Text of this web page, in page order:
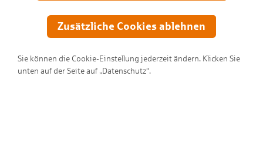
Zusätzliche Cookies ablehnen
Sie können die Cookie-Einstellung jederzeit ändern. Klicken Sie
unten auf der Seite auf „Datenschutz“.